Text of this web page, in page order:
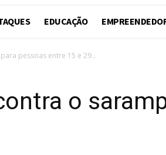
EDUCAÇÃO
pessoas entre 15 e 29...
o